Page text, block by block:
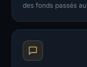
des fonds passés